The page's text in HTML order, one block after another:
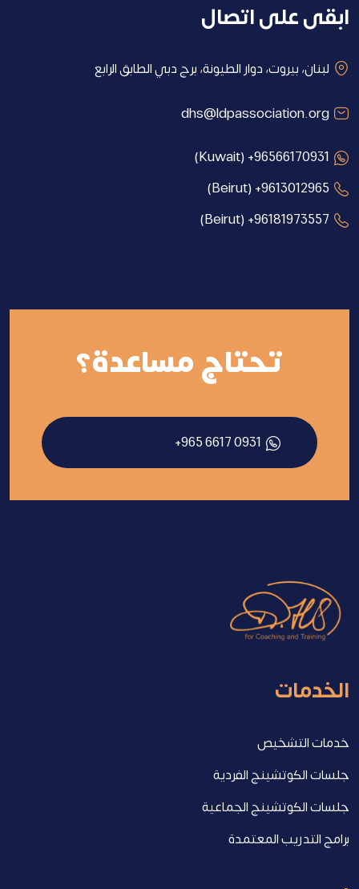
ابقى على اتصال
لبنان، بيروت، دوار الطيونة، برج دبي الطابق الرابع
dhs@ldpassociation.org
(Kuwait) +96566170931
(Beirut) +9613012965
(Beirut) +96181973557
تحتاج مساعدة؟
+965 6617 0931
الخدمات
خدمات التشخيص
جلسات الكوتشينج الفردية
جلسات الكوتشينج الجماعية
برامج التدريب المعتمدة